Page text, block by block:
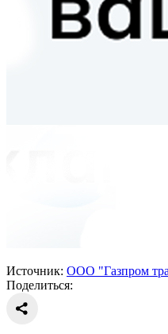
Источник: ООО "Газпром
Поделиться: